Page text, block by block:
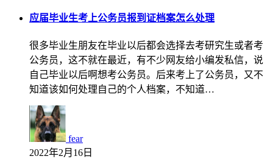
应届毕业生考上公务员报到证档案怎么处理
很多毕业生朋友在毕业以后都会选择去考研究生或者考
公务员，这不就在最近，有不少网友给小编发私信，说
自己毕业以后啊想考公务员。后来考上了公务员，又不
知道该如何处理自己的个人档案，不知道…
fear
2022年2月16日